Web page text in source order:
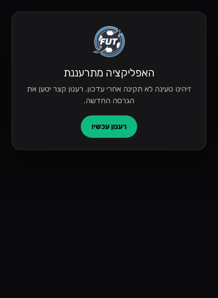
האפליקציה מתרעננת
זיהינו טעינה לא תקינה אחרי עדכון. רענון קצר יטען את
הגרסה החדשה.
רענון עכשיו